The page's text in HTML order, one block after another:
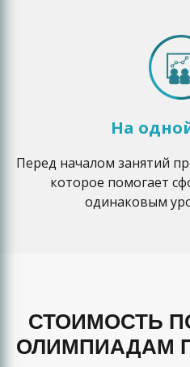
На
Перед началом занятий
которое помогает
одинаковым
СТОИМОСТЬ
ОЛИМПИАДАМ